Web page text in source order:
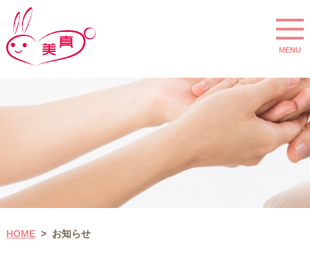
MENU
HOME > お知らせ